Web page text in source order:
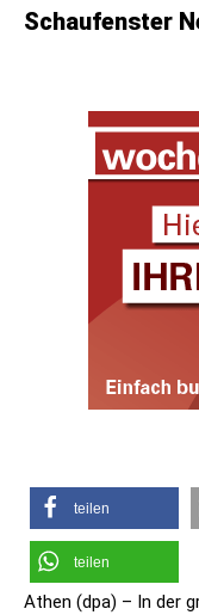
Schaufenster
teilen
teilen
Athen (dpa) – In der